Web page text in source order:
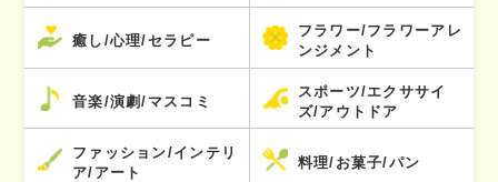
癒し/心理/セラピー
フラワー/フラワーアレ
ンジメント
音楽/演劇/マスコミ
スポーツ/エクササイ
ズ/アウトドア
ファッション/インテリ
ア/アート
料理/お菓子/パン